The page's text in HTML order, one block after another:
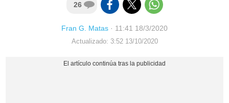
26
Fran G. Matas · 11:41 18/3/2020
Actualizado: 3:52 13/10/2020